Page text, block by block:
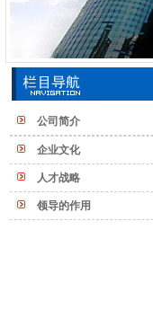
公司简介
企业文化
人才战略
领导的作用